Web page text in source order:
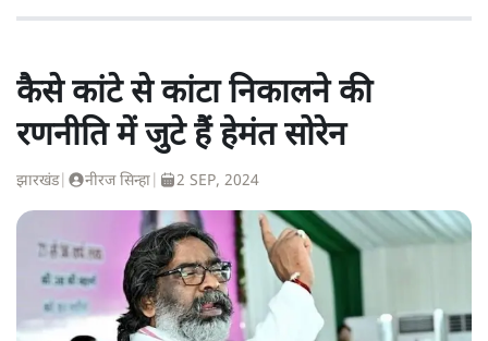
कैसे कांटे से कांटा निकालने की
रणनीति में जुटे हैं हेमंत सोरेन
झारखंड| नीरज सिन्हा 2 SEP, 2024